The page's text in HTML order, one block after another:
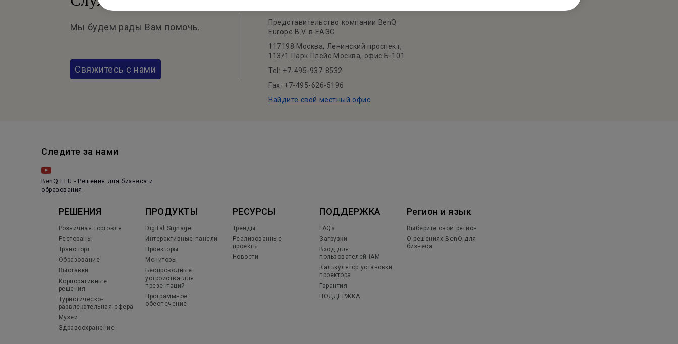
Мы будем рады Вам помочь.
Свяжитесь с нами
Представительство компании BenQ
Europe B.V. в ЕАЭС
117198 Москва, Ленинский проспект,
113/1 Парк Плейс Москва, офис Б-101
Tel: +7-495-937-8532
Fax: +7-495-626-5196
Найдите свой местный офис
Следите за нами
BenQ EEU - Решения для бизнеса и
образования
РЕШЕНИЯ
Розничная торговля
Рестораны
Транспорт
Образование
Выставки
Корпоративные
решения
Туристическо-
развлекательная сфера
Музеи
Здравоохранение
ПРОДУКТЫ
Digital Signage
Интерактивные панели
Проекторы
Мониторы
Беспроводные
устройства для
презентаций
Программное
обеспечение
РЕСУРСЫ
Тренды
Реализованные
проекты
Новости
ПОДДЕРЖКА
FAQs
Загрузки
Вход для
пользователей IAM
Калькулятор установки
проектора
Гарантия
ПОДДЕРЖКА
Регион и язык
Выберите свой регион
О решениях BenQ для
бизнеса